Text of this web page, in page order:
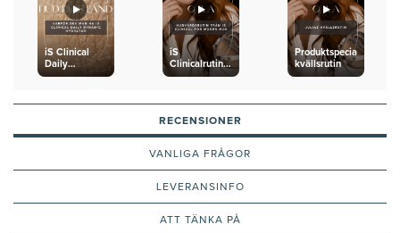
iS Clinical
Daily
Dynamic
iS
Clinicalrutin
för mogen
Produktspecialistens
kvällsrutin
RECENSIONER
VANLIGA FRÅGOR
LEVERANSINFO
ATT TÄNKA PÅ